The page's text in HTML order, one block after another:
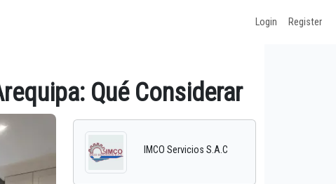
Login Register
Qué Considerar
IMCO Servicios S.A.C